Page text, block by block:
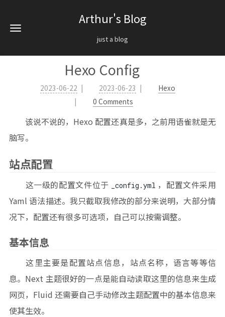
Arthur's Blog
just a blog
Hexo Config
2023-06-22 2023-06-23
Hexo
0 Comments
该说不说的，Hexo 配置还真是多，之前用语雀就是无
脑写。
站点配置
这一级的配置文件位于 _config.yml ，配置文件采用
Yaml 语法描述。我只截取我修改的部分来说明，大部分情
况下，配置还有很多可选项，自己可以按需调整。
基本信息
这里主要是配置站点信息，站点名称，语言等等信
息。Next 主题很好的一点是能自动读取这里的信息来生成
网页，Fluid 还需要自己手动修改主题配置中的基本信息来
使其生效。